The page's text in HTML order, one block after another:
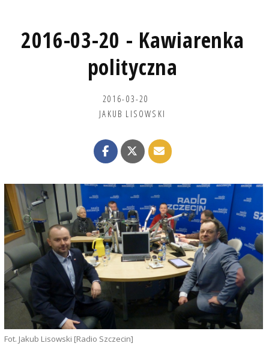
2016-03-20 - Kawiarenka
polityczna
2016-03-20
JAKUB LISOWSKI
Fot. Jakub Lisowski [Radio Szczecin]